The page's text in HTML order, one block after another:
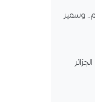
وسمير